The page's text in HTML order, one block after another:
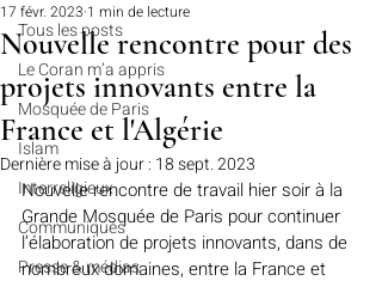
Tous les posts
Le Coran m’a appris
Mosquée de Paris
Islam
Interreligieux
Communiqués
Presse & médias
Nouvelle rencontre pour des
projets innovants entre la
France et l'Algérie
17 févr. 2023 1 min de lecture
Dernière mise à jour : 18 sept. 2023
Nouvelle rencontre de travail hier soir à la
Grande Mosquée de Paris pour continuer
l’élaboration de projets innovants, dans de
nombreux domaines, entre la France et